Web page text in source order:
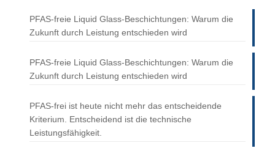
PFAS-freie Liquid Glass-Beschichtungen: Warum die
Zukunft durch Leistung entschieden wird
PFAS-freie Liquid Glass-Beschichtungen: Warum die
Zukunft durch Leistung entschieden wird
PFAS-frei ist heute nicht mehr das entscheidende
Kriterium. Entscheidend ist die technische
Leistungsfähigkeit.